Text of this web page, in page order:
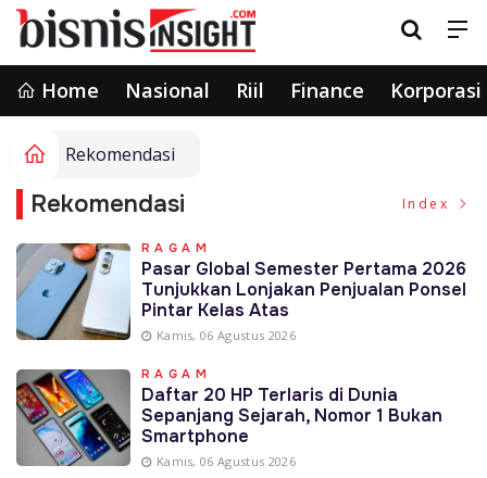
Home Nasional Riil Finance Korporasi
Rekomendasi
Rekomendasi Index
RAGAM
Pasar Global Semester Pertama 2026
Tunjukkan Lonjakan Penjualan Ponsel
Pintar Kelas Atas
Kamis, 06 Agustus 2026
RAGAM
Daftar 20 HP Terlaris di Dunia
Sepanjang Sejarah, Nomor 1 Bukan
Smartphone
Kamis, 06 Agustus 2026